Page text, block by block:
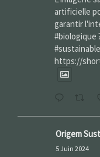
artificielle
garantir
#biologique
https://
Origem
5 Juin 2024